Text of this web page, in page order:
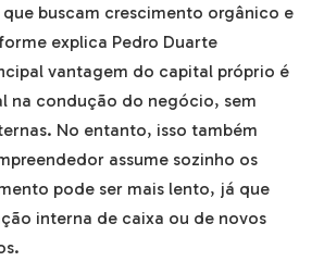
buscam crescimento orgânico e
explica Pedro Duarte
vantagem do capital próprio é
na condução do negócio, sem
No entanto, isso também
assume sozinho os
pode ser mais lento, já que
interna de caixa ou de novos